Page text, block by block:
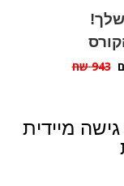
943 שח
למעבר לדף הרשמה וקבלת גישה מיידית